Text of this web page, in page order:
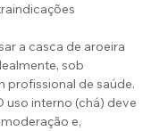
a casca de aroeira
sob
profissional de saúde.
uso interno (chá) deve
e,